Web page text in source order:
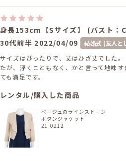
身長153cm【Sサイズ】 (バスト：
30代前半 2022/04/09
結婚式 (友人と
サイズはぴったりで、丈はひざ丈でした
たが、浮くこともなく、かと言って地味
ても満足です。
レンタル/購入した商品
ベージュのラインストーン
ボタンジャケット
21-0212